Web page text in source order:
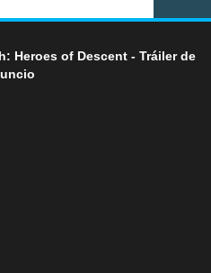
Heroes of Descent - Tráiler de